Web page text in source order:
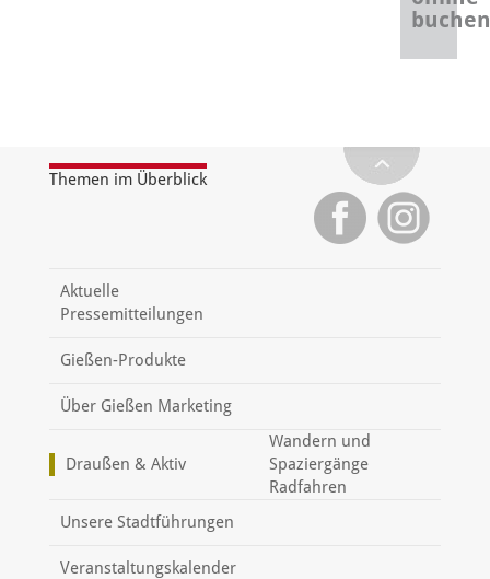
buchen
Themen im Überblick
Aktuelle
Pressemitteilungen
Gießen-Produkte
Über Gießen Marketing
Draußen & Aktiv
Wandern und
Spaziergänge
Radfahren
Unsere Stadtführungen
Veranstaltungskalender